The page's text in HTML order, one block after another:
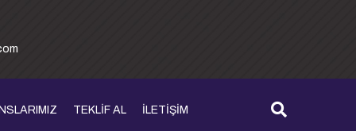
TEKLİF AL İLETİŞİM